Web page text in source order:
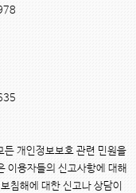
든 개인정보보호 관련 민원을
이용자들의 신고사항에 대해
침해에 대한 신고나 상담이